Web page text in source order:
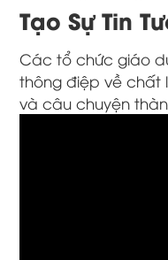
Tạo Sự Tin
Các tổ chức giáo
thông điệp về chất
và câu chuyện